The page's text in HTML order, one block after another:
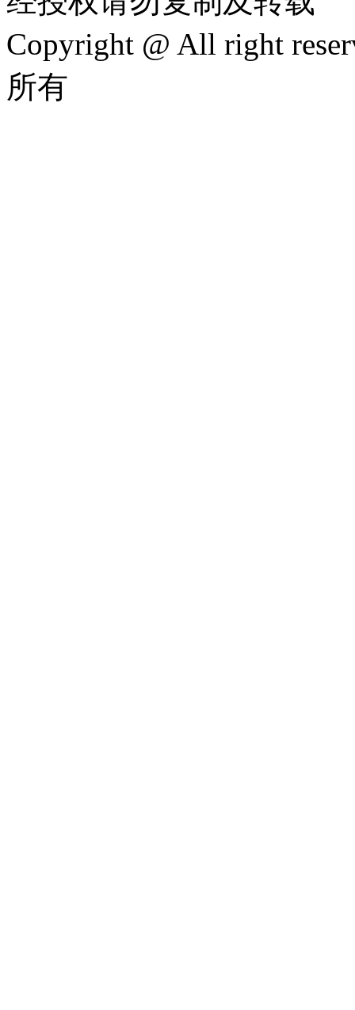
Copyright @ All right
所有